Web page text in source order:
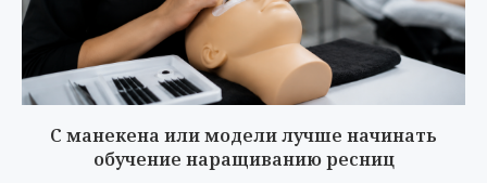
С манекена или модели лучше начинать
обучение наращиванию ресниц